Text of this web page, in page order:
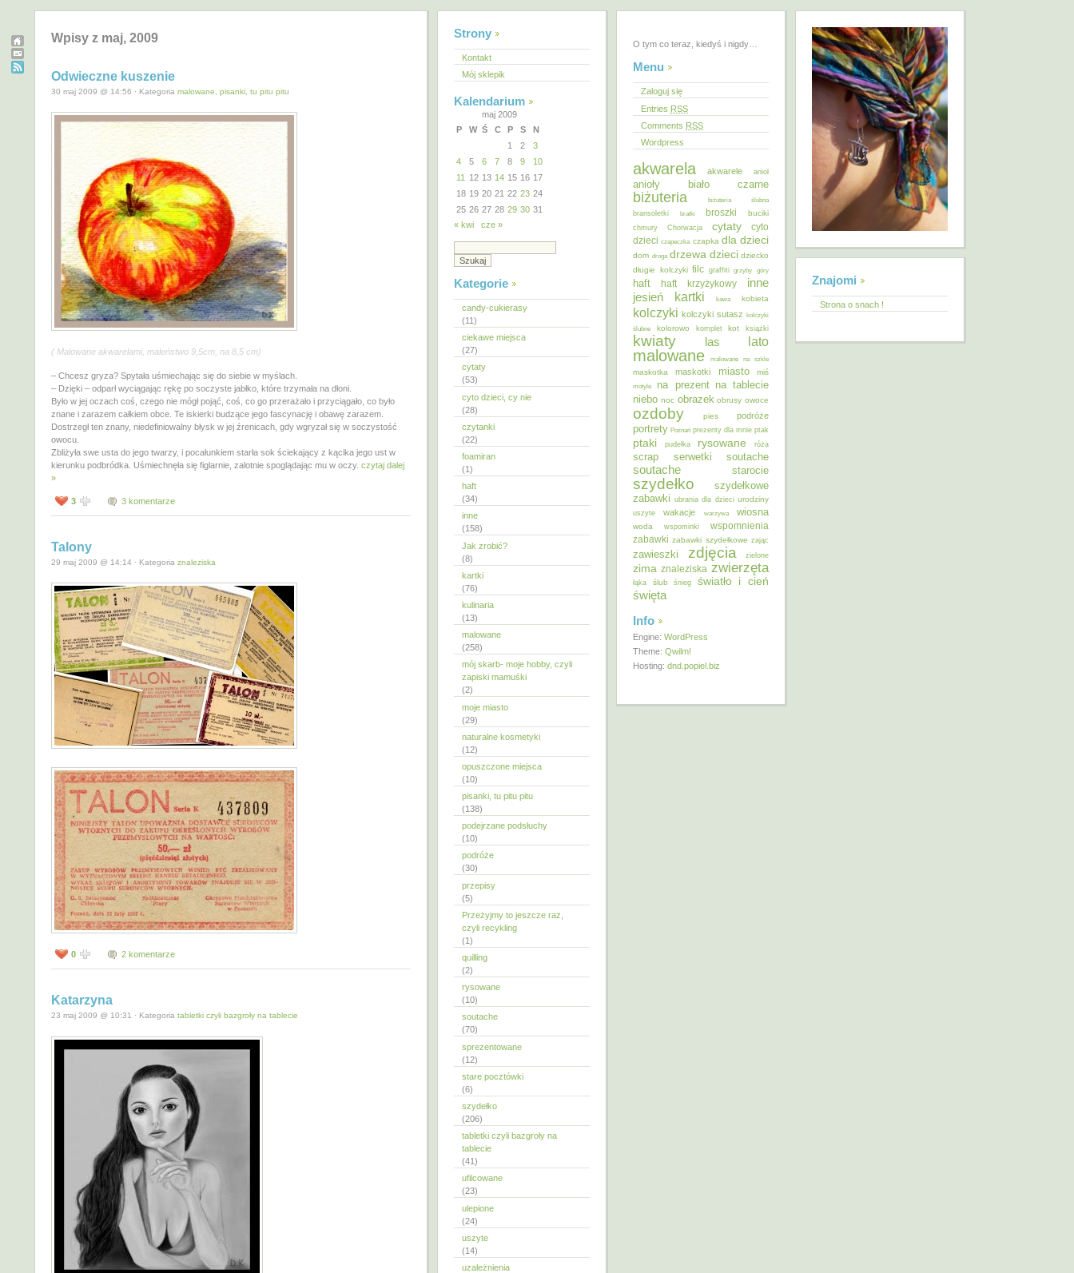
Wpisy z maj, 2009
Odwieczne kuszenie
30 maj 2009 @ 14:56 · Kategoria malowane pisanki, tu pitu pitu
( Malowane akwarelami, maleństwo 9,5cm, na 8,5 cm)
– Chcesz gryza? Spytała uśmiechając się do siebie w myślach.
– Dzięki – odparł wyciągając rękę po soczyste jabłko, które trzymała na dłoni.
Było w jej oczach coś, czego nie mógł pojąć, coś, co go przerażało i przyciągało, co było
znane i zarazem całkiem obce. Te iskierki budzące jego fascynację i obawę zarazem.
Dostrzegł ten znany, niedefiniowalny błysk w jej źrenicach, gdy wgryzał się w soczystość
owocu.
Zbliżyła swe usta do jego twarzy, i pocałunkiem starła sok ściekający z kącika jego ust w
kierunku podbródka. Uśmiechnęła się figlarnie, zalotnie spoglądając mu w oczy. czytaj dalej
»
3 3 komentarze
Talony
29 maj 2009 @ 14:14 · Kategoria znaleziska
0 2 komentarze
Katarzyna
23 maj 2009 @ 10:31 · Kategoria tabletki czyli bazgroły na tablecie
Strony
Kontakt
Mój sklepik
Kalendarium
maj 2009
P
W Ś C P S
N
1
2
3
4
5 6 7 8 9
10
11
12 13 14 15 16 17
18 19 20 21 22 23 24
25 26 27 28 29 30 31
« kwi
cze »
Kategorie
candy-cukierasy
(11)
ciekawe miejsca
(27)
cytaty
(53)
cyto dzieci, cy nie
(28)
czytanki
(22)
foamiran
(1)
haft
(34)
inne
(158)
Jak zrobić?
(8)
kartki
(76)
kulinaria
(13)
malowane
(258)
mój skarb- moje hobby, czyli
zapiski mamuśki
(2)
moje miasto
(29)
naturalne kosmetyki
(12)
opuszczone miejsca
(10)
pisanki, tu pitu pitu
(138)
podejrzane podsłuchy
(10)
podróże
(30)
przepisy
(5)
Przeżyjmy to jeszcze raz,
czyli recykling
(1)
quilling
(2)
rysowane
(10)
soutache
(70)
sprezentowane
(12)
stare pocztówki
(6)
szydełko
(206)
tabletki czyli bazgroły na
tablecie
(41)
ufilcowane
(23)
ulepione
(24)
uszyte
(14)
uzależnienia
O tym co teraz, kiedyś i nigdy…
Menu
Zaloguj się
Entries RSS
Comments RSS
Wordpress
akwarela akwarele anioł
anioły biało czarne
biżuteria
biżuteria ślubna
bransoletki
bratki broszki buciki
chmury Chorwacja cytaty
cyto
dzieci czapeczka czapka dla dzieci
dom droga drzewa dzieci dziecko
długie kolczyki filc graffiti grzyby góry
haft haft krzyżykowy inne
jesień kartki kawa kobieta
kolczyki kolczyki sutasz kolczyki
ślubne
kolorowo komplet kot książki
kwiaty las lato
malowane malowane na szkle
maskotka maskotki miasto miś
motyle na prezent na tablecie
niebo noc obrazek obrusy owoce
ozdoby pies podróże
portrety Poznań prezenty dla mnie ptak
ptaki pudełka rysowane róża
scrap serwetki soutache
soutache starocie
szydełko
szydełkowe
zabawki ubrania dla dzieci urodziny
uszyte wakacje warzywa wiosna
woda wspominki
wspomnienia
zabawki zabawki szydełkowe zając
zawieszki zdjęcia zielone
zima znaleziska zwierzęta
łąka ślub śnieg światło i cień
święta
Info
Engine: WordPress
Theme: Qwilm!
Hosting: dnd.popiel.biz
Znajomi
Strona o snach !